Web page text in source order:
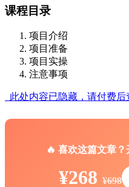
课程目录
项目介绍
项目准备
项目实操
注意事项
此处内容已隐藏，请付费后
🔥 喜欢这篇文章
¥268 ¥698